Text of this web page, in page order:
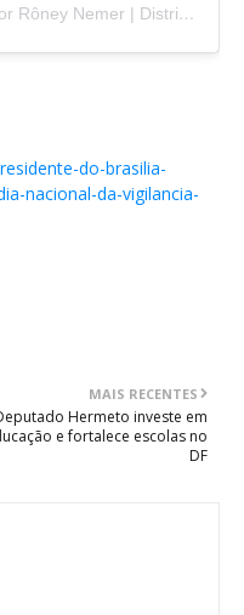
Uma publicação compartilhada por Rôney Nemer | Distrito Federal | Político (@roneynemerdf)
do-brasilia-
nacional-da-vigilancia-
MAIS RECENTES
Hermeto investe em
e fortalece escolas no
DF